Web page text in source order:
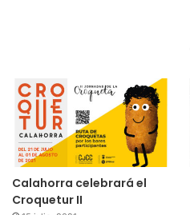
Calahorra celebrará el
Croquetur II